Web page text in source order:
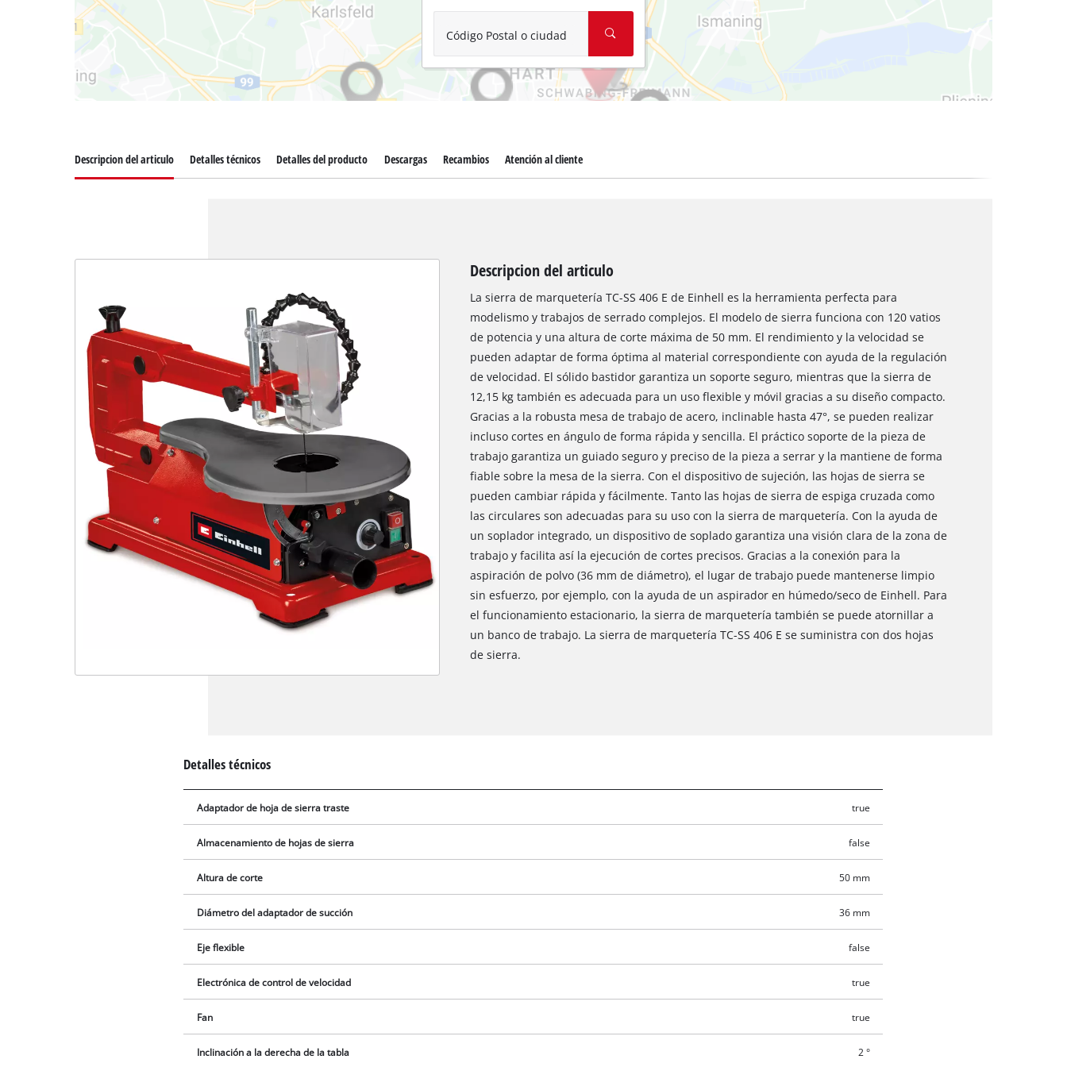
Aspirador de materiales húmedos y secos
Aspiradoras para cenizas
Más herramientas de limpieza
Hidrolavadoras
Código Postal o ciudad
Descripcion del articulo Detalles técnicos Detalles del producto Descargas Recambios Atención al cliente
Descripcion del articulo
La sierra de marquetería TC-SS 406 E de Einhell es la herramienta perfecta para
modelismo y trabajos de serrado complejos. El modelo de sierra funciona con 120 vatios
de potencia y una altura de corte máxima de 50 mm. El rendimiento y la velocidad se
pueden adaptar de forma óptima al material correspondiente con ayuda de la regulación
de velocidad. El sólido bastidor garantiza un soporte seguro, mientras que la sierra de
12,15 kg también es adecuada para un uso flexible y móvil gracias a su diseño compacto.
Gracias a la robusta mesa de trabajo de acero, inclinable hasta 47°, se pueden realizar
incluso cortes en ángulo de forma rápida y sencilla. El práctico soporte de la pieza de
trabajo garantiza un guiado seguro y preciso de la pieza a serrar y la mantiene de forma
fiable sobre la mesa de la sierra. Con el dispositivo de sujeción, las hojas de sierra se
pueden cambiar rápida y fácilmente. Tanto las hojas de sierra de espiga cruzada como
las circulares son adecuadas para su uso con la sierra de marquetería. Con la ayuda de
un soplador integrado, un dispositivo de soplado garantiza una visión clara de la zona de
trabajo y facilita así la ejecución de cortes precisos. Gracias a la conexión para la
aspiración de polvo (36 mm de diámetro), el lugar de trabajo puede mantenerse limpio
sin esfuerzo, por ejemplo, con la ayuda de un aspirador en húmedo/seco de Einhell. Para
el funcionamiento estacionario, la sierra de marquetería también se puede atornillar a
un banco de trabajo. La sierra de marquetería TC-SS 406 E se suministra con dos hojas
de sierra.
Detalles técnicos
Adaptador de hoja de sierra traste true
Almacenamiento de hojas de sierra false
Altura de corte 50 mm
Diámetro del adaptador de succión 36 mm
Eje flexible false
Electrónica de control de velocidad true
Fan true
Inclinación a la derecha de la tabla 2 °